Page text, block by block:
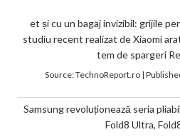
et și cu un bagaj invizibil: grijile
studiu recent realizat de Xiaomi
tem de spargeri
Source:TechnoReport.ro|
Samsung revoluționează seria
Fold8 Ultra,